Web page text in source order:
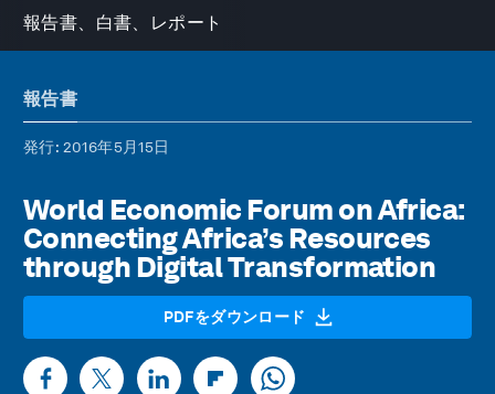
報告書、白書、レポート
報告書
発行: 2016年5月15日
World Economic Forum on Africa:
Connecting Africa’s Resources
through Digital Transformation
PDFをダウンロード